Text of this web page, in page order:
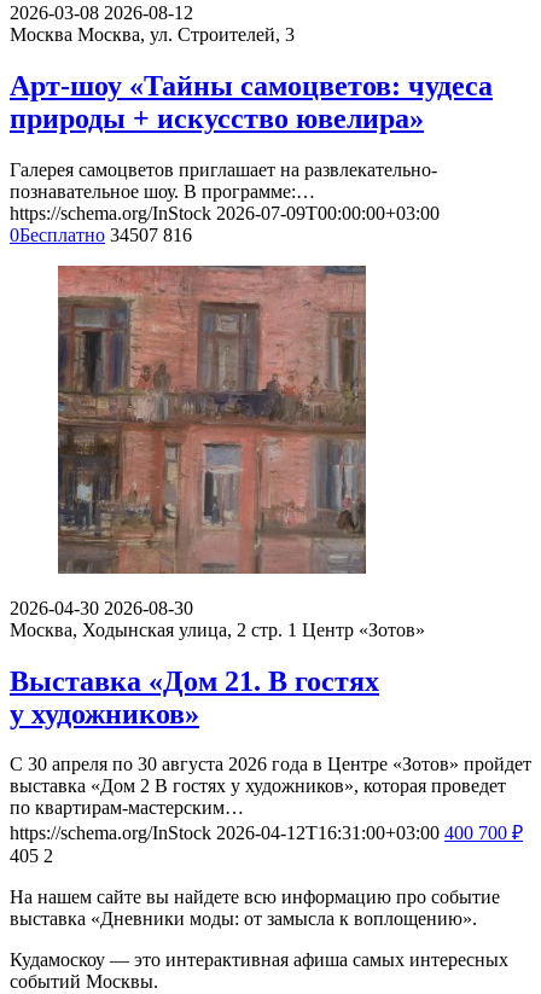
2026-03-08 2026-08-12
Москва Москва, ул. Строителей, 3
Арт-шоу «Тайны самоцветов: чудеса
природы + искусство ювелира»
Галерея самоцветов приглашает на развлекательно-
познавательное шоу. В программе:…
https://schema.org/InStock 2026-07-09T00:00:00+03:00
0Бесплатно 34507 816
2026-04-30 2026-08-30
Москва, Ходынская улица, 2 стр. 1 Центр «Зотов»
Выставка «Дом 21. В гостях
у художников»
С 30 апреля по 30 августа 2026 года в Центре «Зотов» пройдет
выставка «Дом 2 В гостях у художников», которая проведет
по квартирам-мастерским…
https://schema.org/InStock 2026-04-12T16:31:00+03:00 400 700 ₽
405 2
На нашем сайте вы найдете всю информацию про событие
выставка «Дневники моды: от замысла к воплощению».
Кудамоскоу — это интерактивная афиша самых интересных
событий Москвы.